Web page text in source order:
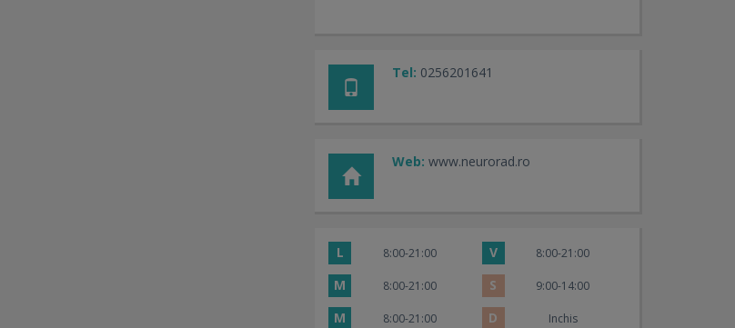
Tel: 0256201641
Web: www.neurorad.ro
L 8:00-21:00 V 8:00-21:00
M 8:00-21:00 S 9:00-14:00
M 8:00-21:00 D Inchis